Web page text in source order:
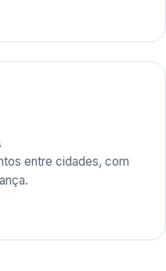
entre cidades, com